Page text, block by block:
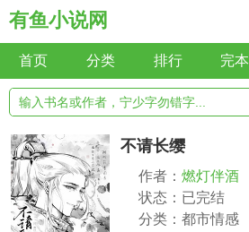
有鱼小说网
首页 分类 排行 完本
不请长缨
作者： 燃灯伴酒
状态：已完结
分类：都市情感